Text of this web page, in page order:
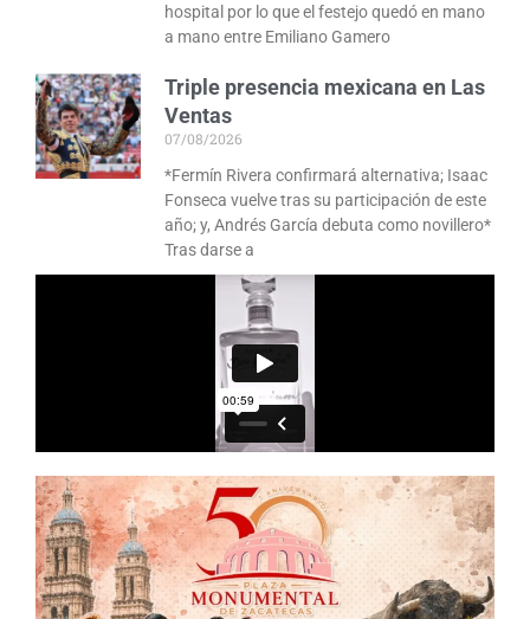
hospital por lo que el festejo quedó en mano
a mano entre Emiliano Gamero
Triple presencia mexicana en Las
Ventas
07/08/2026
*Fermín Rivera confirmará alternativa; Isaac
Fonseca vuelve tras su participación de este
año; y, Andrés García debuta como novillero*
Tras darse a